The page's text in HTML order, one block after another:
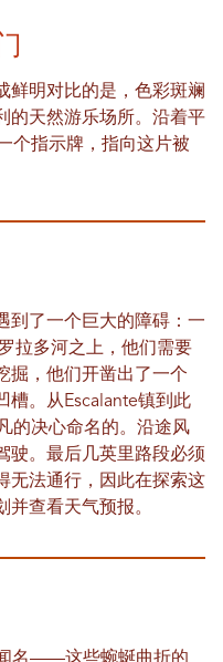
鲜明对比的是，色彩斑斓
的天然游乐场所。沿着平
个指示牌，指向这片被
到了一个巨大的障碍：一
拉多河之上，他们需要
掘，他们开凿出了一个
槽。从Escalante镇到此
的决心命名的。沿途风
驶。最后几英里路段必须
无法通行，因此在探索这
并查看天气预报。